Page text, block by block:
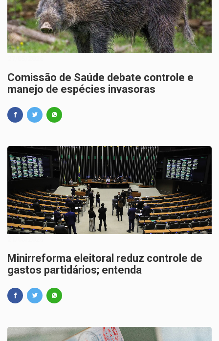
Comissão de Saúde debate controle e
manejo de espécies invasoras
Minirreforma eleitoral reduz controle de
gastos partidários; entenda